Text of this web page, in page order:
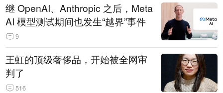
继 OpenAI、Anthropic 之后，Meta
AI 模型测试期间也发生“越界”事件
9
王虹的顶级奢侈品，开始被全网审
判了
516